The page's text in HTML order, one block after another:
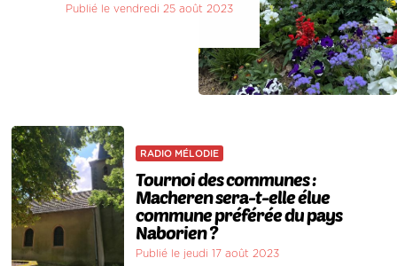
Publié le vendredi 25 août 2023
RADIO MÉLODIE
Tournoi des communes :
Macheren sera-t-elle élue
commune préférée du pays
Naborien ?
Publié le jeudi 17 août 2023